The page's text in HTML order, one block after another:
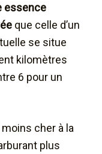
essence
que celle d’un
se situe
kilomètres
6 pour un
cher à la
plus